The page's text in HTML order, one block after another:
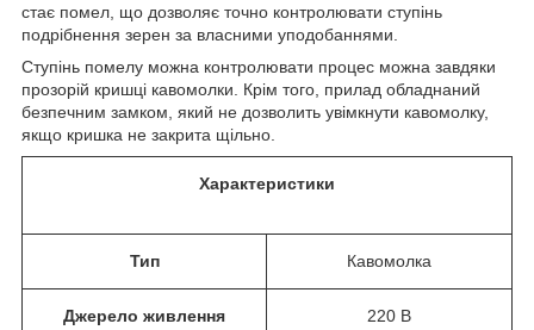
стає помел, що дозволяє точно контролювати ступінь
подрібнення зерен за власними уподобаннями.
Ступінь помелу можна контролювати процес можна завдяки
прозорій кришці кавомолки. Крім того, прилад обладнаний
безпечним замком, який не дозволить увімкнути кавомолку,
якщо кришка не закрита щільно.
Характеристики
Тип Кавомолка
Джерело живлення 220 В